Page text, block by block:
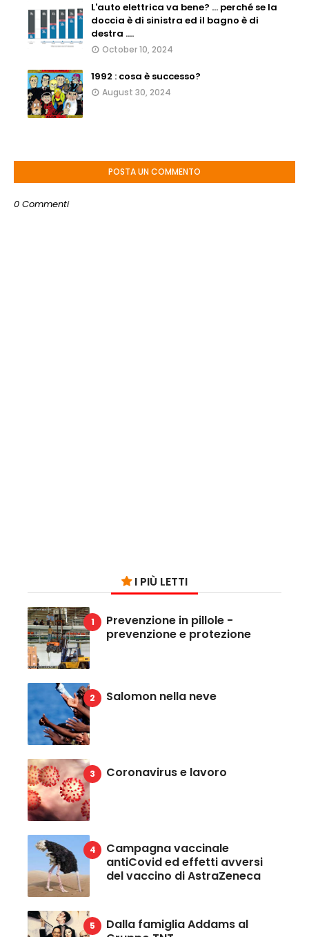
L'auto elettrica va bene? ... perché se la
doccia è di sinistra ed il bagno è di
destra ....
October 10, 2024
1992 : cosa è successo?
August 30, 2024
POSTA UN COMMENTO
0 Commenti
I PIÙ LETTI
Prevenzione in pillole -
prevenzione e protezione
Salomon nella neve
Coronavirus e lavoro
Campagna vaccinale
antiCovid ed effetti avversi
del vaccino di AstraZeneca
Dalla famiglia Addams al